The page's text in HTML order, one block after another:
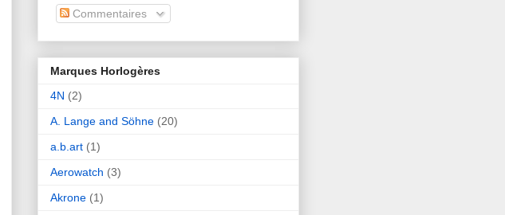
Commentaires
Marques Horlogères
4N (2)
A. Lange and Söhne (20)
a.b.art (1)
Aerowatch (3)
Akrone (1)